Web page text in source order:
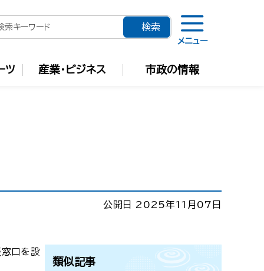
メニュー
ツ 産業・ビジネス 市政の情報
公開日 2025年11月07日
口を設
類似記事